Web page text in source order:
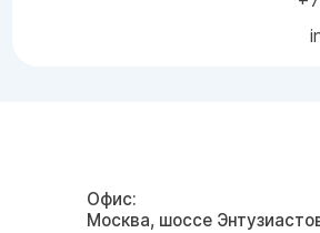
Офис:
Москва, шоссе